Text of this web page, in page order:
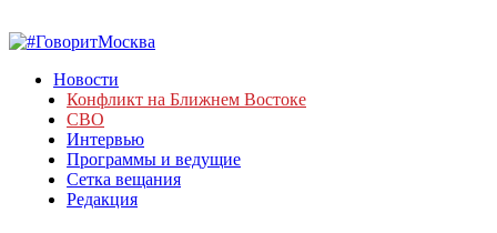
Новости
Конфликт на Ближнем Востоке
СВО
Интервью
Программы и ведущие
Сетка вещания
Редакция